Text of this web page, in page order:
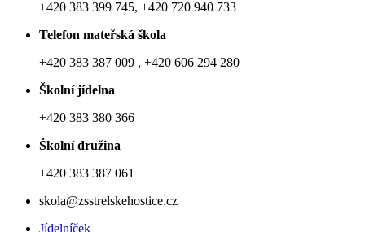
+420 383 399 745, +420 720 940 733
Telefon mateřská škola
+420 383 387 009 , +420 606 294 280
Školní jídelna
+420 383 380 366
Školní družina
+420 383 387 061
skola@zsstrelskehostice.cz
Jídelníček